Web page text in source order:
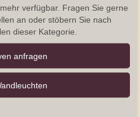
verfügbar. Fragen Sie gerne
an oder stöbern Sie nach
dieser Kategorie.
anfragen